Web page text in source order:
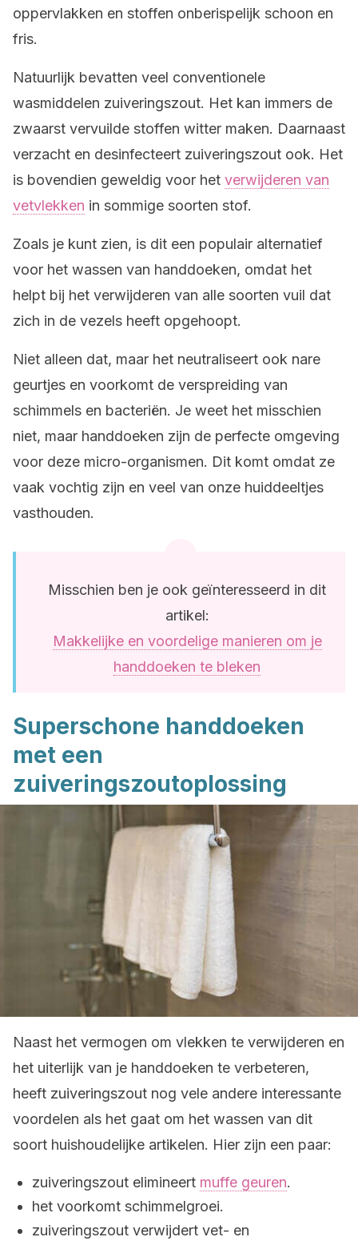
oppervlakken en stoffen onberispelijk schoon en
fris.
Natuurlijk bevatten veel conventionele
wasmiddelen zuiveringszout. Het kan immers de
zwaarst vervuilde stoffen witter maken. Daarnaast
verzacht en desinfecteert zuiveringszout ook. Het
is bovendien geweldig voor het verwijderen van
vetvlekken in sommige soorten stof.
Zoals je kunt zien, is dit een populair alternatief
voor het wassen van handdoeken, omdat het
helpt bij het verwijderen van alle soorten vuil dat
zich in de vezels heeft opgehoopt.
Niet alleen dat, maar het neutraliseert ook nare
geurtjes en voorkomt de verspreiding van
schimmels en bacteriën. Je weet het misschien
niet, maar handdoeken zijn de perfecte omgeving
voor deze micro-organismen. Dit komt omdat ze
vaak vochtig zijn en veel van onze huiddeeltjes
vasthouden.
Misschien ben je ook geïnteresseerd in dit
artikel:
Makkelijke en voordelige manieren om je
handdoeken te bleken
Superschone handdoeken
met een
zuiveringszoutoplossing
Naast het vermogen om vlekken te verwijderen en
het uiterlijk van je handdoeken te verbeteren,
heeft zuiveringszout nog vele andere interessante
voordelen als het gaat om het wassen van dit
soort huishoudelijke artikelen. Hier zijn een paar:
zuiveringszout elimineert muffe geuren.
het voorkomt schimmelgroei.
zuiveringszout verwijdert vet- en